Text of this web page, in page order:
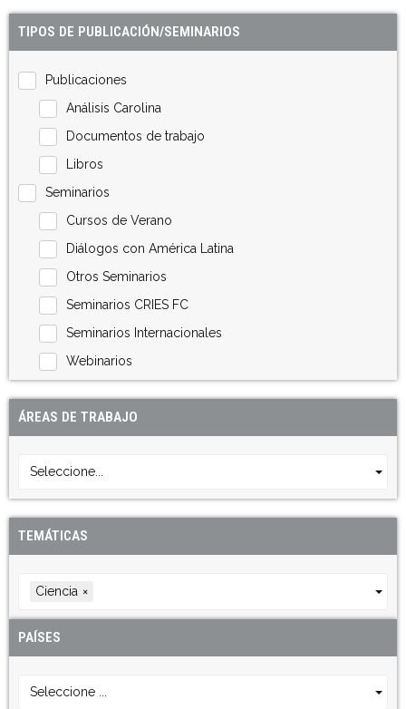
TIPOS DE PUBLICACIÓN/SEMINARIOS
Publicaciones
Análisis Carolina
Documentos de trabajo
Libros
Seminarios
Cursos de Verano
Diálogos con América Latina
Otros Seminarios
Seminarios CRIES FC
Seminarios Internacionales
Webinarios
ÁREAS DE TRABAJO
Seleccione...
TEMÁTICAS
Ciencia ×
PAÍSES
Seleccione ...